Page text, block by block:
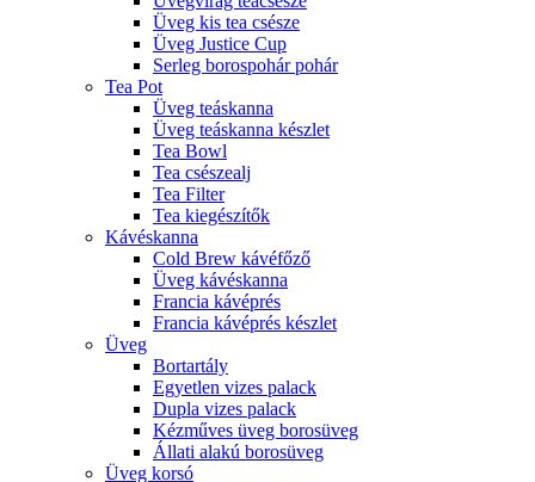
Üveg kis tea csésze
Üveg Justice Cup
Serleg borospohár pohár
Tea Pot
Üveg teáskanna
Üveg teáskanna készlet
Tea Bowl
Tea csészealj
Tea Filter
Tea kiegészítők
Kávéskanna
Cold Brew kávéfőző
Üveg kávéskanna
Francia kávéprés
Francia kávéprés készlet
Üveg
Bortartály
Egyetlen vizes palack
Dupla vizes palack
Kézműves üveg borosüveg
Állati alakú borosüveg
Üveg korsó